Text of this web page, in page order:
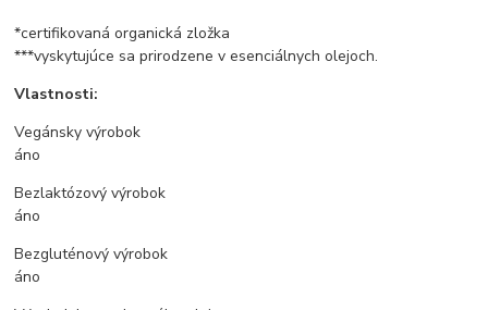
*certifikovaná organická zložka
***vyskytujúce sa prirodzene v esenciálnych olejoch.
Vlastnosti:
Vegánsky výrobok
áno
Bezlaktózový výrobok
áno
Bezgluténový výrobok
áno